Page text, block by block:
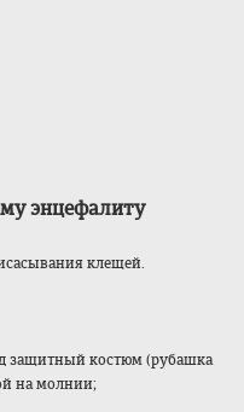
энцефалиту
клещей.
защитный костюм (рубашка
на молнии;